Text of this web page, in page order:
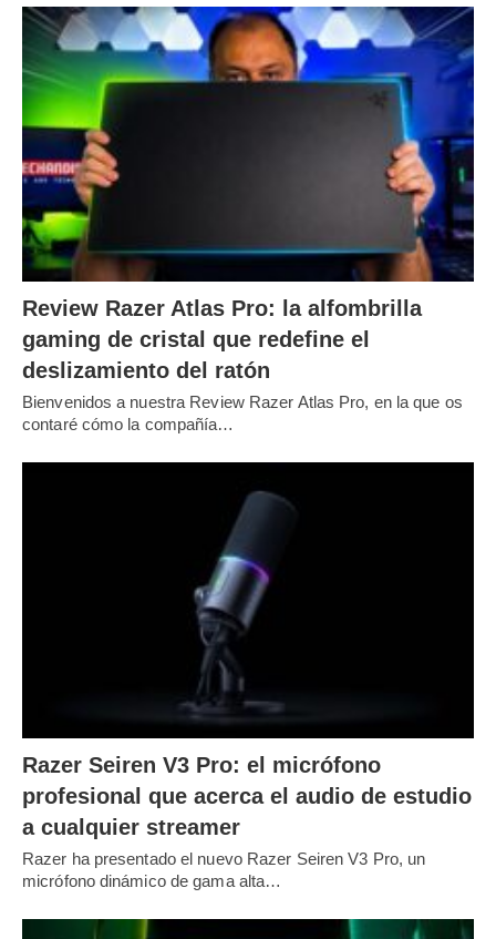
Review Razer Atlas Pro: la alfombrilla
gaming de cristal que redefine el
deslizamiento del ratón
Bienvenidos a nuestra Review Razer Atlas Pro, en la que os
contaré cómo la compañía…
Razer Seiren V3 Pro: el micrófono
profesional que acerca el audio de estudio
a cualquier streamer
Razer ha presentado el nuevo Razer Seiren V3 Pro, un
micrófono dinámico de gama alta…